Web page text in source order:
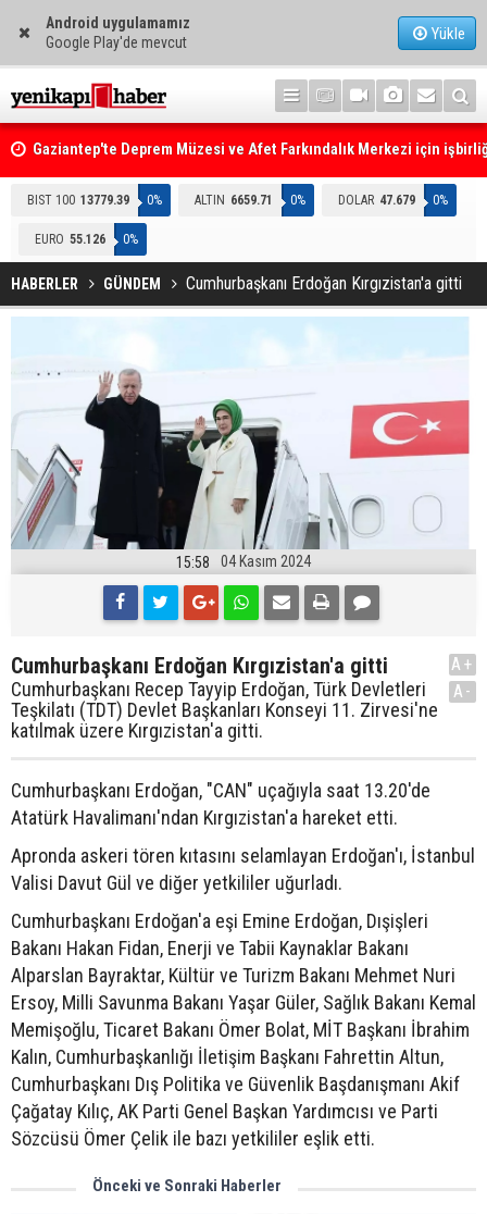
Android uygulamamız
Google Play'de mevcut
Yükle
Gaziantep'te Deprem Müzesi ve Afet Farkındalık Merkezi için
protokolü imzalandı
BIST 100 13779.39 0% ALTIN 6659.71 0% DOLAR 47.679 0%
EURO 55.126 0%
HABERLER GÜNDEM Cumhurbaşkanı Erdoğan Kırgızistan'a gitti
15:58 04 Kasım 2024
Cumhurbaşkanı Erdoğan Kırgızistan'a gitti
Cumhurbaşkanı Recep Tayyip Erdoğan, Türk Devletleri
Teşkilatı (TDT) Devlet Başkanları Konseyi 11. Zirvesi'ne
katılmak üzere Kırgızistan'a gitti.
A+
A-
Cumhurbaşkanı Erdoğan, "CAN" uçağıyla saat 13.20'de
Atatürk Havalimanı'ndan Kırgızistan'a hareket etti.
Apronda askeri tören kıtasını selamlayan Erdoğan'ı, İstanbul
Valisi Davut Gül ve diğer yetkililer uğurladı.
Cumhurbaşkanı Erdoğan'a eşi Emine Erdoğan, Dışişleri
Bakanı Hakan Fidan, Enerji ve Tabii Kaynaklar Bakanı
Alparslan Bayraktar, Kültür ve Turizm Bakanı Mehmet Nuri
Ersoy, Milli Savunma Bakanı Yaşar Güler, Sağlık Bakanı Kemal
Memişoğlu, Ticaret Bakanı Ömer Bolat, MİT Başkanı İbrahim
Kalın, Cumhurbaşkanlığı İletişim Başkanı Fahrettin Altun,
Cumhurbaşkanı Dış Politika ve Güvenlik Başdanışmanı Akif
Çağatay Kılıç, AK Parti Genel Başkan Yardımcısı ve Parti
Sözcüsü Ömer Çelik ile bazı yetkililer eşlik etti.
Önceki ve Sonraki Haberler